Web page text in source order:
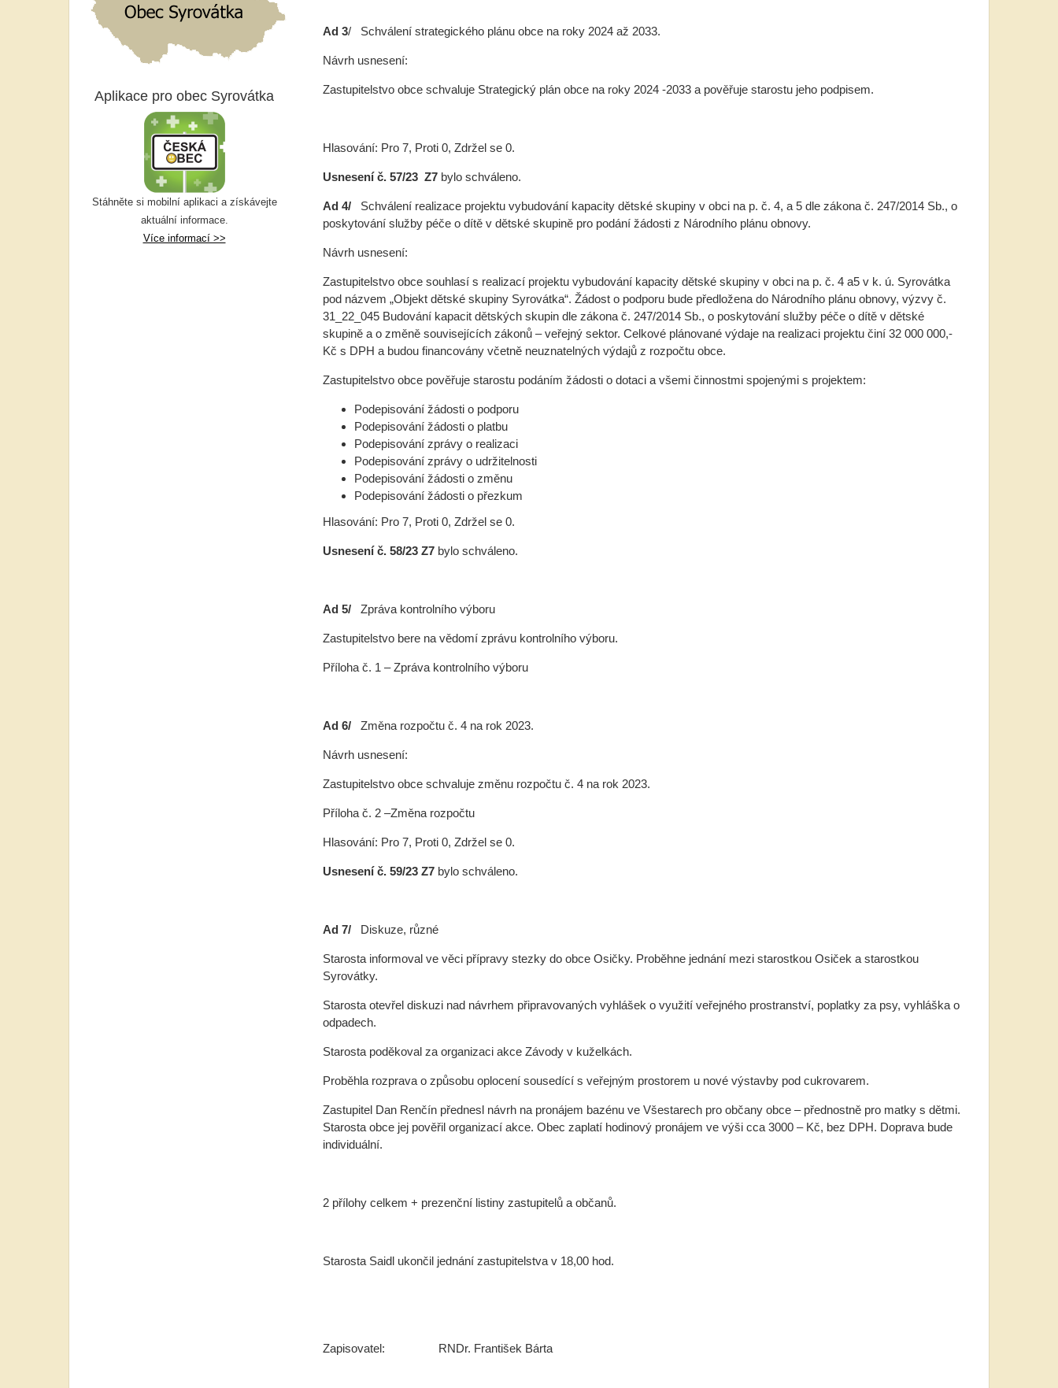
Ad 3/ Schválení strategického plánu obce na roky 2024 až 2033.
Návrh usnesení:
Zastupitelstvo obce schvaluje Strategický plán obce na roky 2024 -2033 a pověřuje starostu jeho podpisem.
Hlasování: Pro 7, Proti 0, Zdržel se 0.
Usnesení č. 57/23 Z7 bylo schváleno.
Ad 4/ Schválení realizace projektu vybudování kapacity dětské skupiny v obci na p. č. 4, a 5 dle zákona č. 247/2014 Sb., o
poskytování služby péče o dítě v dětské skupině pro podání žádosti z Národního plánu obnovy.
Návrh usnesení:
Zastupitelstvo obce souhlasí s realizací projektu vybudování kapacity dětské skupiny v obci na p. č. 4 a5 v k. ú. Syrovátka
pod názvem „Objekt dětské skupiny Syrovátka“. Žádost o podporu bude předložena do Národního plánu obnovy, výzvy č.
31_22_045 Budování kapacit dětských skupin dle zákona č. 247/2014 Sb., o poskytování služby péče o dítě v dětské
skupině a o změně souvisejících zákonů – veřejný sektor. Celkové plánované výdaje na realizaci projektu činí 32 000 000,-
Kč s DPH a budou financovány včetně neuznatelných výdajů z rozpočtu obce.
Zastupitelstvo obce pověřuje starostu podáním žádosti o dotaci a všemi činnostmi spojenými s projektem:
Podepisování žádosti o podporu
Podepisování žádosti o platbu
Podepisování zprávy o realizaci
Podepisování zprávy o udržitelnosti
Podepisování žádosti o změnu
Podepisování žádosti o přezkum
Hlasování: Pro 7, Proti 0, Zdržel se 0.
Usnesení č. 58/23 Z7 bylo schváleno.
Ad 5/ Zpráva kontrolního výboru
Zastupitelstvo bere na vědomí zprávu kontrolního výboru.
Příloha č. 1 – Zpráva kontrolního výboru
Ad 6/ Změna rozpočtu č. 4 na rok 2023.
Návrh usnesení:
Zastupitelstvo obce schvaluje změnu rozpočtu č. 4 na rok 2023.
Příloha č. 2 –Změna rozpočtu
Hlasování: Pro 7, Proti 0, Zdržel se 0.
Usnesení č. 59/23 Z7 bylo schváleno.
Ad 7/ Diskuze, různé
Starosta informoval ve věci přípravy stezky do obce Osičky. Proběhne jednání mezi starostkou Osiček a starostkou
Syrovátky.
Starosta otevřel diskuzi nad návrhem připravovaných vyhlášek o využití veřejného prostranství, poplatky za psy, vyhláška o
odpadech.
Starosta poděkoval za organizaci akce Závody v kuželkách.
Proběhla rozprava o způsobu oplocení sousedící s veřejným prostorem u nové výstavby pod cukrovarem.
Zastupitel Dan Renčín přednesl návrh na pronájem bazénu ve Všestarech pro občany obce – přednostně pro matky s dětmi.
Starosta obce jej pověřil organizací akce. Obec zaplatí hodinový pronájem ve výši cca 3000 – Kč, bez DPH. Doprava bude
individuální.
2 přílohy celkem + prezenční listiny zastupitelů a občanů.
Starosta Saidl ukončil jednání zastupitelstva v 18,00 hod.
Zapisovatel: RNDr. František Bárta
Aplikace pro obec Syrovátka
Stáhněte si mobilní aplikaci a získávejte
aktuální informace.
Více informací >>